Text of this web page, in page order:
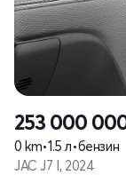
253 000
0 km•1.5 л•бензин
JAC J7 I, 2024